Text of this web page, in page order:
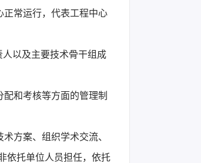
常运行，代表工程中心
以及主要技术骨干组成
和考核等方面的管理制
方案、组织学术交流、
依托单位人员担任，依托